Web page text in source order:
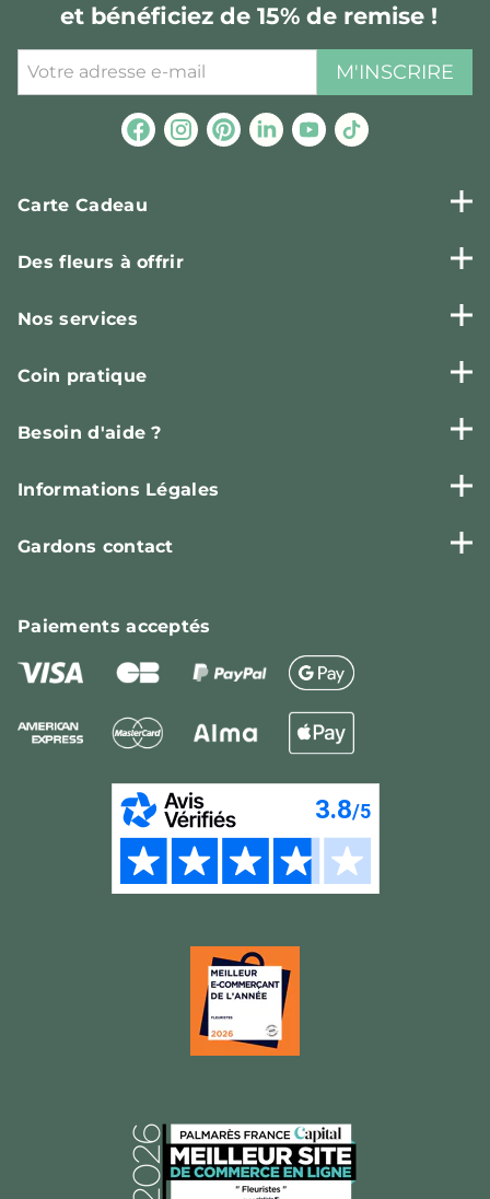
et bénéficiez de 15% de remise !
M'INSCRIRE
Carte Cadeau
Des fleurs à offrir
Nos services
Coin pratique
Besoin d'aide ?
Informations Légales
Gardons contact
Paiementsacceptés